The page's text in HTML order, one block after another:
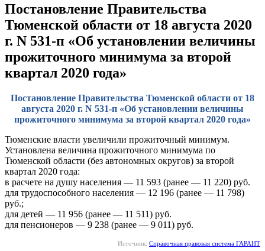
Постановление Правительства
Тюменской области от 18 августа 2020
г. N 531-п «Об установлении величины
прожиточного минимума за второй
квартал 2020 года»
Постановление Правительства Тюменской области от 18
августа 2020 г. N 531-п «Об установлении величины
прожиточного минимума за второй квартал 2020 года»
Тюменские власти увеличили прожиточный минимум.
Установлена величина прожиточного минимума по
Тюменской области (без автономных округов) за второй
квартал 2020 года:
в расчете на душу населения — 11 593 (ранее — 11 220) руб.
для трудоспособного населения — 12 196 (ранее — 11 798)
руб.;
для детей — 11 956 (ранее — 11 511) руб.
для пенсионеров — 9 238 (ранее — 9 011) руб.
Источник: Справочная правовая система ГАРАНТ